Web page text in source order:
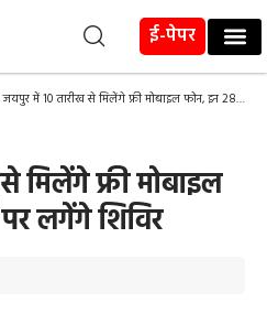
ई-पेपर
जयपुर में 10 तारीख से मिलेंगे फ्री मोबाइल फोन, इन 28 स्थानों पर लगेंगे शिविर
मिलेंगे फ्री मोबाइल
लगेंगे शिविर